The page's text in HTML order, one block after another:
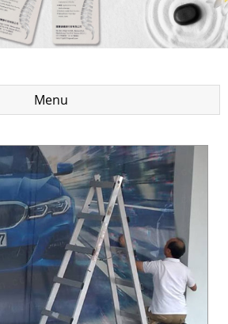
Menu